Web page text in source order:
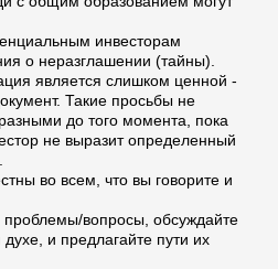
инвесторам
о неразглашении (тайны).
является слишком ценной -
Такие просьбы не
до того момента, пока
не выразит определенный
во всем, что вы говорите и
проблемы/вопросы, обсуждайте
духе, и предлагайте пути их